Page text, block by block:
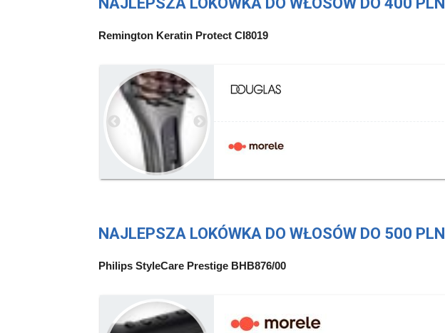
Remington Keratin Protect CI8019
NAJLEPSZA LOKÓWKA DO WŁOSÓW DO 500 PLN
Philips StyleCare Prestige BHB876/00